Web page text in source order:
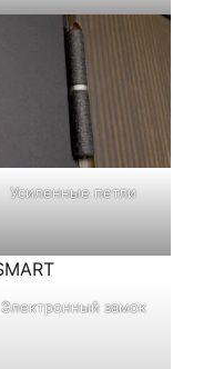
Усиленные петли
Электронный замок